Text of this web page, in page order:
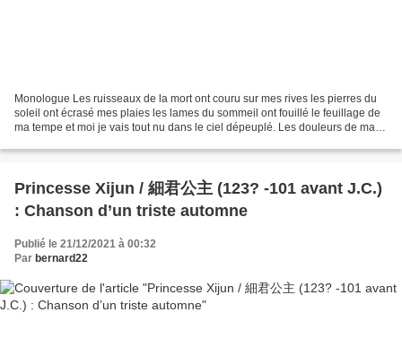
Monologue Les ruisseaux de la mort ont couru sur mes rives les pierres du
soleil ont écrasé mes plaies les lames du sommeil ont fouillé le feuillage de
ma tempe et moi je vais tout nu dans le ciel dépeuplé. Les douleurs de ma
Princesse Xijun / 細君公主 (123? -101 avant J.C.)
: Chanson d’un triste automne
Publié le 21/12/2021 à 00:32
Par bernard22